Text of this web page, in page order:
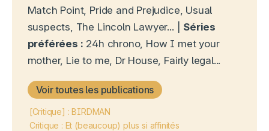
Match Point, Pride and Prejudice, Usual
suspects, The Lincoln Lawyer... | Séries
préférées : 24h chrono, How I met your
mother, Lie to me, Dr House, Fairly legal...
Voir toutes les publications
[Critique] : BIRDMAN
Critique : Et (beaucoup) plus si affinités